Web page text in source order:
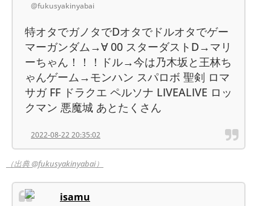
@fukusyakinyabai
特オタでガノタでDオタでドルオタでゲー
マーガンダム→∀ 00 スターダストD→マリ
ーちゃん！！！ドル→今は乃木坂と王林ち
ゃんゲーム→モンハン スパロボ 聖剣 ロマ
サガ FF ドラクエ ペルソナ LIVEALIVE ロッ
クマン 悪魔城 あとたくさん
2022-08-22 20:35:02
（出典 @fukusyakinyabai）
isamu